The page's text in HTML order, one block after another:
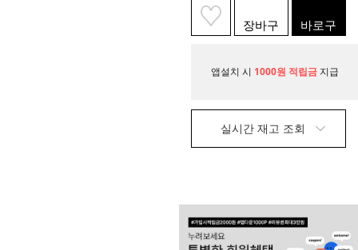
장바구
니
바로구
매
앱설치 시 1000원 적립금 지급
실시간 재고 조회